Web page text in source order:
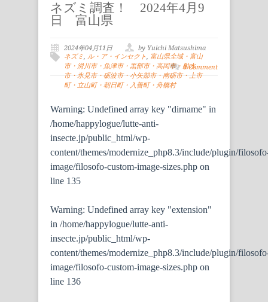
ネズミ調査！ 2024年4月9
日 富山県
2024年04月11日
by Yuichi Matsushima
ネズミ, ル・ア・インセクト, 富山県全域・富山
市・滑川市・魚津市・黒部市・高岡市・射水
市・氷見市・砺波市・小矢部市・南砺市・上市
町・立山町・朝日町・入善町・舟橋村
0 Comment
Warning: Undefined array key "dirname" in
/home/happylogue/lutte-anti-
insecte.jp/public_html/wp-
content/themes/modernize_php8.3/include/plugin/
image/filosofo-custom-image-sizes.php on
line 135
Warning: Undefined array key "extension"
in /home/happylogue/lutte-anti-
insecte.jp/public_html/wp-
content/themes/modernize_php8.3/include/plugin/
image/filosofo-custom-image-sizes.php on
line 136